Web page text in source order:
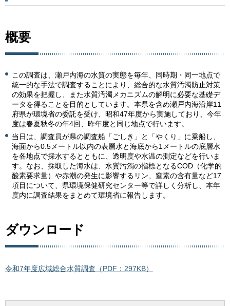
概要
この調査は、瀬戸内海の水質の実態を毎年、同時期・同一地点で
統一的な手法で調査することにより、総合的な水質汚濁防止対策
の効果を把握し、また水質汚濁メカニズムの解明に必要な基礎デ
ータを得ることを目的としています。本県を含め瀬戸内海沿岸11
府県が環境省の委託を受け、昭和47年度から実施しており、今年
度は春夏秋冬の年4回、昨年度と同じ地点で行います。
当日は、調査員が県の調査船「ごしき」と「やくり」に乗船し、
海面から0.5メートル以内の表層水と海底から1メートルの底層水
を各地点で採水するとともに、透明度や水温の測定などを行いま
す。なお、採取した海水は、水質汚濁の指標となるCOD（化学的
酸素要求量）や赤潮の発生に影響するリン、窒素の含有量など17
項目について、県環境保健研究センター等で詳しく分析し、本年
度内に調査結果をまとめて環境省に報告します。
ダウンロード
令和7年度広域総合水質調査（PDF：297KB）